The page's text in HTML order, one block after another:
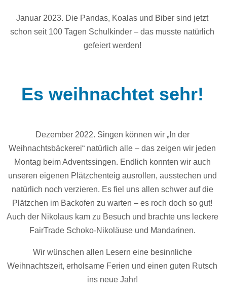
Januar 2023. Die Pandas, Koalas und Biber sind jetzt
schon seit 100 Tagen Schulkinder – das musste natürlich
gefeiert werden!
Es weihnachtet sehr!
Dezember 2022. Singen können wir „In der
Weihnachtsbäckerei“ natürlich alle – das zeigen wir jeden
Montag beim Adventssingen. Endlich konnten wir auch
unseren eigenen Plätzchenteig ausrollen, ausstechen und
natürlich noch verzieren. Es fiel uns allen schwer auf die
Plätzchen im Backofen zu warten – es roch doch so gut!
Auch der Nikolaus kam zu Besuch und brachte uns leckere
FairTrade Schoko-Nikoläuse und Mandarinen.
Wir wünschen allen Lesern eine besinnliche
Weihnachtszeit, erholsame Ferien und einen guten Rutsch
ins neue Jahr!